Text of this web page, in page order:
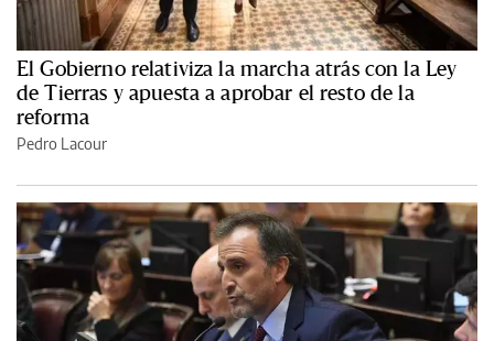
El Gobierno relativiza la marcha atrás con la Ley
de Tierras y apuesta a aprobar el resto de la
reforma
Pedro Lacour